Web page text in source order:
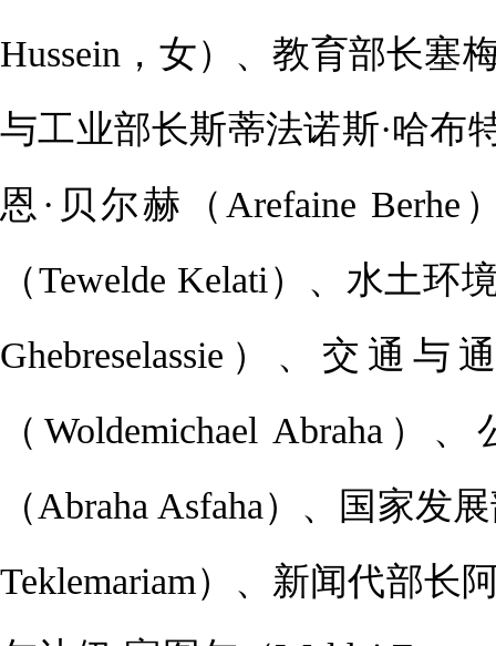
Hussein，女）、教育部长塞
与工业部长斯蒂法诺斯·哈布
恩·贝尔赫（Arefaine
（Tewelde Kelati）、水土
Ghebreselassie）、交通
（Woldemichael Abraha
（Abraha Asfaha）、国家发
Teklemariam）、新闻代部长